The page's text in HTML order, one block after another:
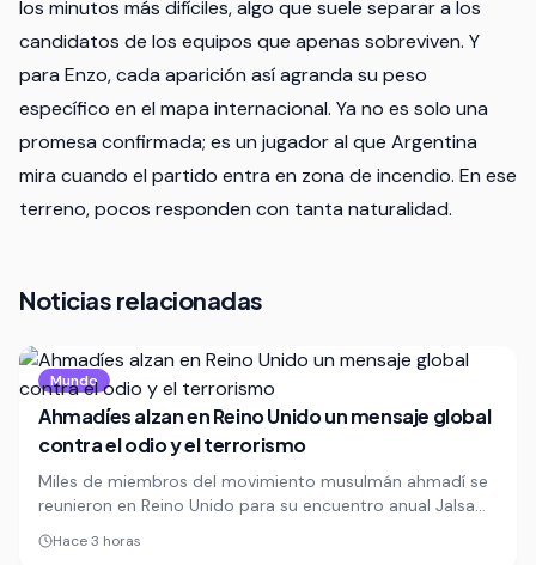
los minutos más difíciles, algo que suele separar a los
candidatos de los equipos que apenas sobreviven. Y
para Enzo, cada aparición así agranda su peso
específico en el mapa internacional. Ya no es solo una
promesa confirmada; es un jugador al que Argentina
mira cuando el partido entra en zona de incendio. En ese
terreno, pocos responden con tanta naturalidad.
Noticias relacionadas
Mundo
Ahmadíes alzan en Reino Unido un mensaje global
contra el odio y el terrorismo
Miles de miembros del movimiento musulmán ahmadí se
reunieron en Reino Unido para su encuentro anual Jalsa
Salana, un evento marcado por llamados a la paz, la
fraternidad y el rechazo frontal al terrorismo. La cita
Hace 3 horas